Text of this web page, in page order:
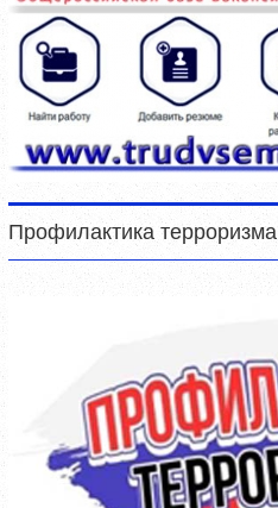
Профилактика терроризма